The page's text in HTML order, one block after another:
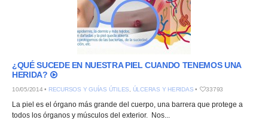
¿QUÉ SUCEDE EN NUESTRA PIEL CUANDO TENEMOS UNA
HERIDA?
10/05/2014 • RECURSOS Y GUÍAS ÚTILES, ÚLCERAS Y HERIDAS • 33793
La piel es el órgano más grande del cuerpo, una barrera que protege a
todos los órganos y músculos del exterior. Nos...